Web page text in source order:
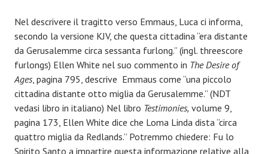
Nel descrivere il tragitto verso Emmaus, Luca ci informa,
secondo la versione KJV, che questa cittadina “era distante
da Gerusalemme circa sessanta furlong.” (ingl. threescore
furlongs) Ellen White nel suo commento in The Desire of
Ages, pagina 795, descrive Emmaus come “una piccolo
cittadina distante otto miglia da Gerusalemme.” (NDT
vedasi libro in italiano) Nel libro Testimonies, volume 9,
pagina 173, Ellen White dice che Loma Linda dista “circa
quattro miglia da Redlands.” Potremmo chiedere: Fu lo
Spirito Santo a impartire questa informazione relative alla